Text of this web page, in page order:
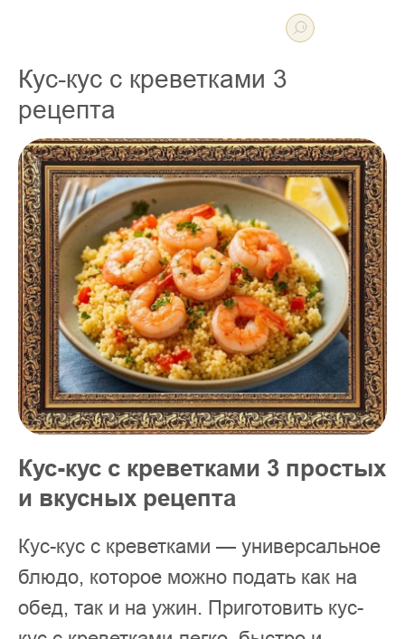
Кус-кус с креветками 3
рецепта
Кус-кус с креветками 3 простых
и вкусных рецепта
Кус-кус с креветками — универсальное
блюдо, которое можно подать как на
обед, так и на ужин. Приготовить кус-